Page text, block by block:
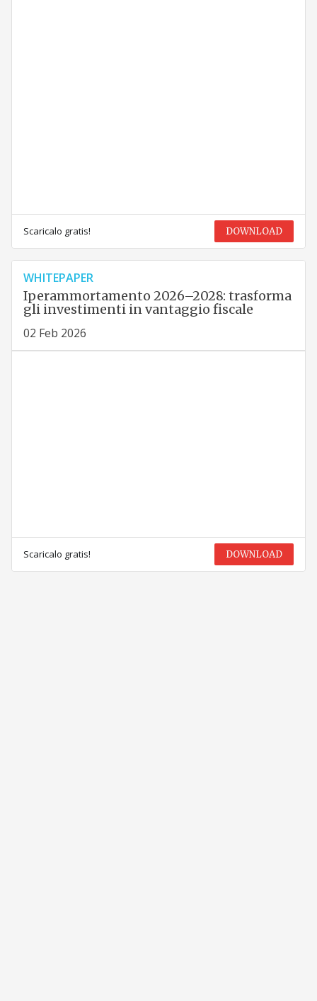
Scaricalo gratis! DOWNLOAD
WHITEPAPER
Iperammortamento 2026–2028: trasforma
gli investimenti in vantaggio fiscale
02 Feb 2026
Scaricalo gratis! DOWNLOAD